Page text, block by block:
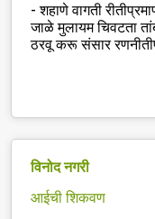
-शहाणे वागती
जाळे मुलायम चिवटता
ठरवू करू संसार
विनोद नगरी
आईची शिकवण